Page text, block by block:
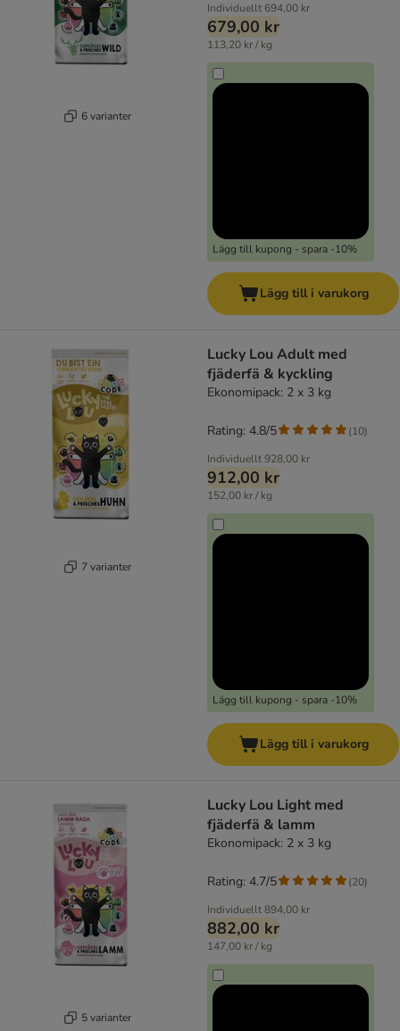
6 varianter
Individuellt 694,00 kr
679,00 kr
113,20 kr / kg
Lägg till kupong - spara -10%
Lägg till i varukorg
7 varianter
Lucky Lou Adult med
fjäderfä & kyckling
Ekonomipack: 2 x 3 kg
Individuellt928,00 kr
912,00 kr
152,00 kr / kg
Lägg till kupong - spara -10%
Rating: 4.8/5 (10)
Lägg till i varukorg
5 varianter
Lucky Lou Light med
fjäderfä & lamm
Ekonomipack: 2 x 3 kg
Individuellt894,00 kr
882,00 kr
147,00 kr / kg
Rating: 4.7/5 (20)